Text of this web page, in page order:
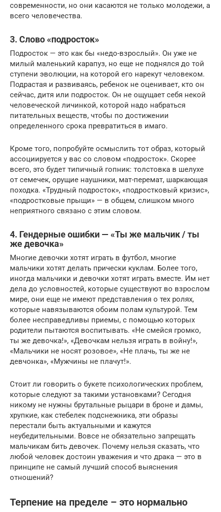
современности, но они касаются не только молодежи, а
всего человечества.
3. Слово «подросток»
Подросток — это как бы «недо-взрослый». Он уже не
милый маленький карапуз, но еще не поднялся до той
ступени эволюции, на которой его нарекут человеком.
Подрастая и развиваясь, ребенок не оценивает, кто он
сейчас, дитя или подросток. Он не ощущает себя некой
человеческой личинкой, которой надо набраться
питательных веществ, чтобы по достижении
определенного срока превратиться в имаго.
Кроме того, попробуйте осмыслить тот образ, который
ассоциируется у вас со словом «подросток». Скорее
всего, это будет типичный гопник: толстовка в шелухе
от семечек, орущие наушники, мат-перемат, шаркающая
походка. «Трудный подросток», «подростковый кризис»,
«подростковые прыщи» — в общем, слишком много
неприятного связано с этим словом.
4. Гендерные ошибки — «Ты же мальчик / ты
же девочка»
Многие девочки хотят играть в футбол, многие
мальчики хотят делать прически куклам. Более того,
иногда мальчики и девочки хотят играть вместе. Им нет
дела до условностей, которые существуют во взрослом
мире, они еще не имеют представления о тех ролях,
которые навязываются обоим полам культурой. Тем
более несправедливы приемы, с помощью которых
родители пытаются воспитывать. «Не смейся громко,
ты же девочка!», «Девочкам нельзя играть в войну!»,
«Мальчики не носят розовое», «Не плачь, ты же не
девчонка», «Мужчины не плачут!».
Стоит ли говорить о букете психологических проблем,
которые следуют за такими установками? Сегодня
никому не нужны брутальные рыцари в броне и дамы,
хрупкие, как стебелек подснежника, эти образы
перестали быть актуальными и кажутся
неубедительными. Вовсе не обязательно запрещать
мальчикам бить девочек. Почему нельзя сказать, что
любой человек достоин уважения и что драка — это в
принципе не самый лучший способ выяснения
отношений?
Терпение на пределе – это нормально